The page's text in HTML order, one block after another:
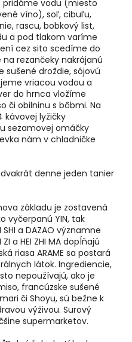
pridáme vodu (miesto
víno), soľ, cibuľu,
rascu, bobkový list,
a pod tlakom varíme
cez sito scedíme do
rezančeky nakrájanú
sušené droždie, sójovú
vriacou vodou a
do hrnca vložíme
či obilninu s bôbmi. Na
lyžičky
sezamovej omáčky
nám v chladničke
denne jeden tanier
základu je zostavená
vyčerpanú YIN, tak
SHI a DAZAO významne
ZI a HEI ZHI MA dopĺňajú
riasa ARAME sa postará
látok. Ingrediencie,
nepoužívajú, ako je
francúzske sušené
či Shoyu, sú bežne k
výživou. Surový
supermarketov.